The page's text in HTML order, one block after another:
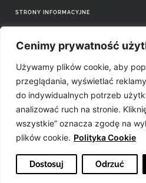
Cenimy prywatność
Używamy plików cookie, aby
przeglądania, wyświetlać
do indywidualnych potrzeb
analizować ruch na stronie.
wszystkie” oznacza zgodę na
plików cookie. Polityka Cookie
Dostosuj Odrzuć
STRONY INFORMACYJNE
Prawa autorskie i wykorzystywanie
Źródła
Easyvoice.pl © 2006-2022. Wszystkie